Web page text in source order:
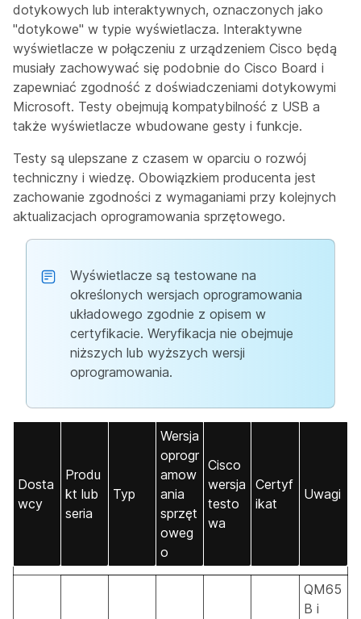
dotykowych lub interaktywnych, oznaczonych jako
"dotykowe" w typie wyświetlacza. Interaktywne
wyświetlacze w połączeniu z urządzeniem Cisco będą
musiały zachowywać się podobnie do Cisco Board i
zapewniać zgodność z doświadczeniami dotykowymi
Microsoft. Testy obejmują kompatybilność z USB a
także wyświetlacze wbudowane gesty i funkcje.
Testy są ulepszane z czasem w oparciu o rozwój
techniczny i wiedzę. Obowiązkiem producenta jest
zachowanie zgodności z wymaganiami przy kolejnych
aktualizacjach oprogramowania sprzętowego.
Wyświetlacze są testowane na
określonych wersjach oprogramowania
układowego zgodnie z opisem w
certyfikacie. Weryfikacja nie obejmuje
niższych lub wyższych wersji
oprogramowania.
Dosta
wcy
Produ
kt lub
seria
Typ
Wersja
oprogr
amow
ania
sprzęt
oweg
o
Cisco
wersja
testo
wa
Certyf
ikat
Uwagi
QM65
B i